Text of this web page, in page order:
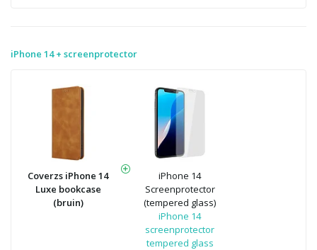
iPhone 14 + screenprotector
Coverzs iPhone 14
Luxe bookcase
(bruin)
iPhone 14
Screenprotector
(tempered glass)
iPhone 14
screenprotector
tempered glass